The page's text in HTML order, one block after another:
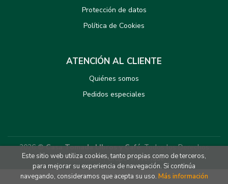
Protección de datos
Política de Cookies
ATENCIÓN AL CLIENTE
Quiénes somos
Pedidos especiales
2026 ©Casa Tomada LIbros y Café. Todos los Derechos
Reservados |Grupo Trevenque
Este sitio web utiliza cookies, tanto propias como de terceros,
para mejorar su experiencia de navegación. Si continúa
navegando, consideramos que acepta su uso. Más información